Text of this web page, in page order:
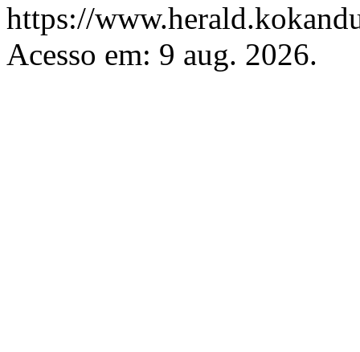
https://
Acesso em: 9 aug. 2026.